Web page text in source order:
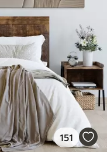
151